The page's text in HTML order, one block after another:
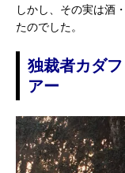
しかし、その実は酒
たのでした。
独裁者カダ
アー